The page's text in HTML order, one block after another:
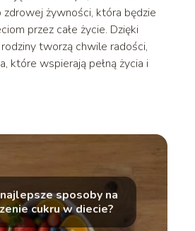
zdrowej żywności, która będzie
przez całe życie. Dzięki
tworzą chwile radości,
które wspierają pełną życia i
sposoby na
cukru w diecie?